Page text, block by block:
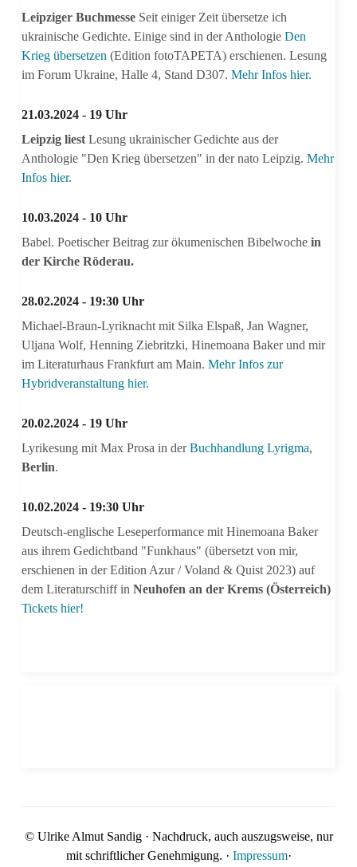
Leipziger Buchmesse Seit einiger Zeit übersetze ich
ukrainische Gedichte. Einige sind in der AnthologieDen
Krieg übersetzen (Edition fotoTAPETA) erschienen. Lesung
im Forum Ukraine, Halle 4, Stand D307.Mehr Infos hier.
21.03.2024 - 19 Uhr
Leipzig liest Lesung ukrainischer Gedichte aus der
Anthologie "Den Krieg übersetzen" in der nato Leipzig.Mehr
Infos hier.
10.03.2024 - 10 Uhr
Babel. Poetischer Beitrag zur ökumenischen Bibelwochein
der Kirche Röderau.
28.02.2024 - 19:30 Uhr
Michael-Braun-Lyriknacht mit Silka Elspaß, Jan Wagner,
Uljana Wolf, Henning Ziebritzki, Hinemoana Baker und mir
im Literaturhaus Frankfurt am Main.Mehr Infos zur
Hybridveranstaltung hier.
20.02.2024 - 19 Uhr
Lyrikesung mit Max Prosa in derBuchhandlung Lyrigma,
Berlin.
10.02.2024 - 19:30 Uhr
Deutsch-englische Leseperformance mit Hinemoana Baker
aus ihrem Gedichtband "Funkhaus" (übersetzt von mir,
erschienen in der Edition Azur / Voland & Quist 2023) auf
dem Literaturschiff inNeuhofen an der Krems (Österreich)
Tickets hier!
© Ulrike Almut Sandig · Nachdruck, auch auszugsweise, nur
mit schriftlicher Genehmigung. · Impressum·